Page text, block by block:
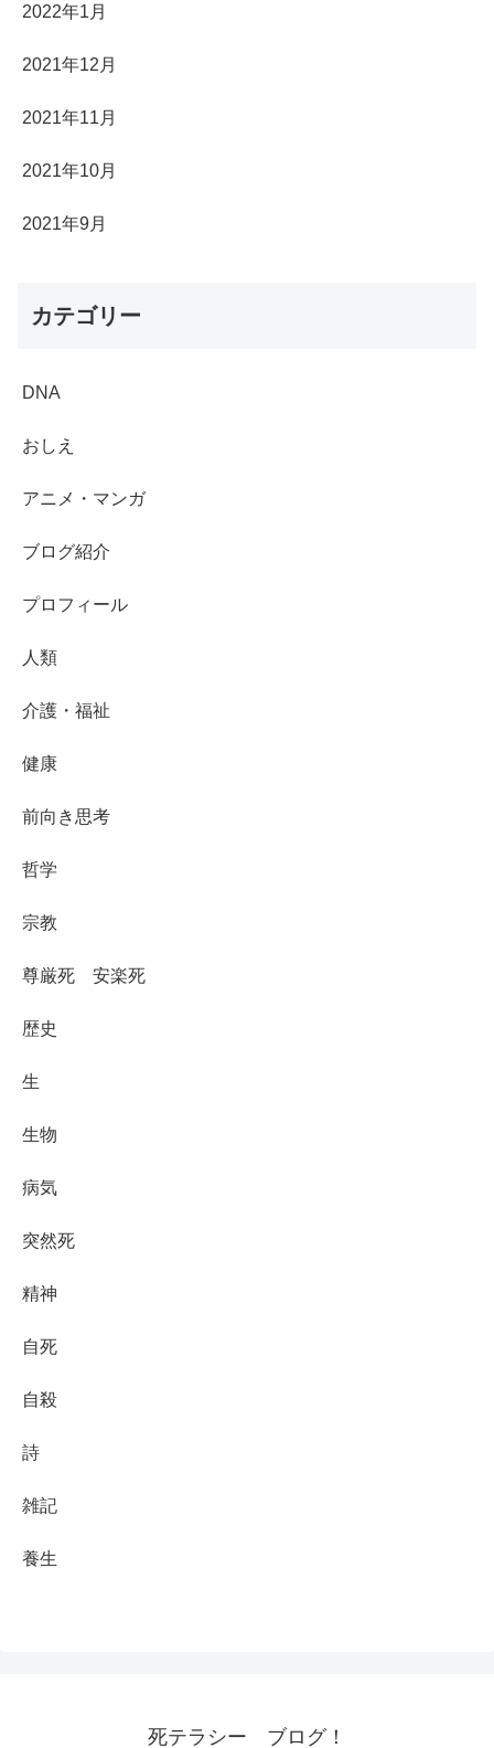
2022年1月
2021年12月
2021年11月
2021年10月
2021年9月
カテゴリー
DNA
おしえ
アニメ・マンガ
ブログ紹介
プロフィール
人類
介護・福祉
健康
前向き思考
哲学
宗教
尊厳死 安楽死
歴史
生
生物
病気
突然死
精神
自死
自殺
詩
雑記
養生
死テラシー ブログ！